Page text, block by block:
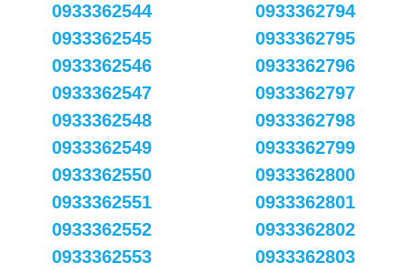
0933362544
0933362545
0933362546
0933362547
0933362548
0933362549
0933362550
0933362551
0933362552
0933362553
0933362794
0933362795
0933362796
0933362797
0933362798
0933362799
0933362800
0933362801
0933362802
0933362803